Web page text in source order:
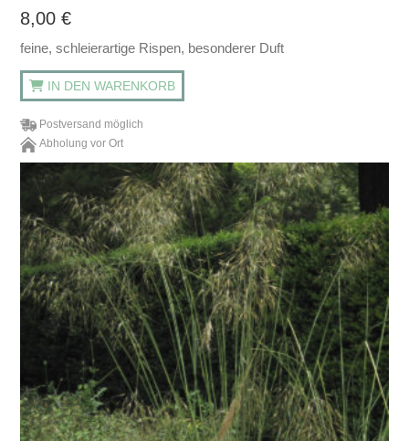
8,00€
feine, schleierartige Rispen, besonderer Duft
IN DEN WARENKORB
Postversand möglich
Abholung vor Ort